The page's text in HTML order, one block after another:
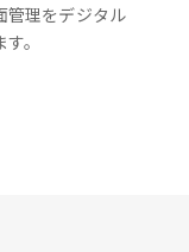
管理をデジタル
。